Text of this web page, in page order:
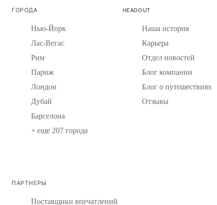
ГОРОДА
Нью-Йорк
Лас-Вегас
Рим
Париж
Лондон
Дубай
Барселона
+ еще 207 города
HEADOUT
Наша история
Карьера
Отдел новостей
Блог компании
Блог о путешествиях
Отзывы
ПАРТНЕРЫ
Поставщики впечатлений